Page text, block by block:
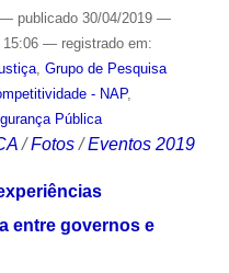
— publicado30/04/2019 —
— registrado em:
, Grupo de Pesquisa
- NAP,
Pública
/Fotos /Eventos 2019
entre governos e